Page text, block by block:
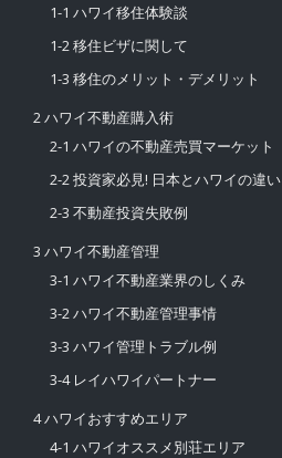
1-1 ハワイ移住体験談
1-2 移住ビザに関して
1-3 移住のメリット・デメリット
2 ハワイ不動産購入術
2-1 ハワイの不動産売買マーケット
2-2 投資家必見! 日本とハワイの違い
2-3 不動産投資失敗例
3 ハワイ不動産管理
3-1 ハワイ不動産業界のしくみ
3-2 ハワイ不動産管理事情
3-3 ハワイ管理トラブル例
3-4 レイハワイパートナー
4 ハワイおすすめエリア
4-1 ハワイオススメ別荘エリア